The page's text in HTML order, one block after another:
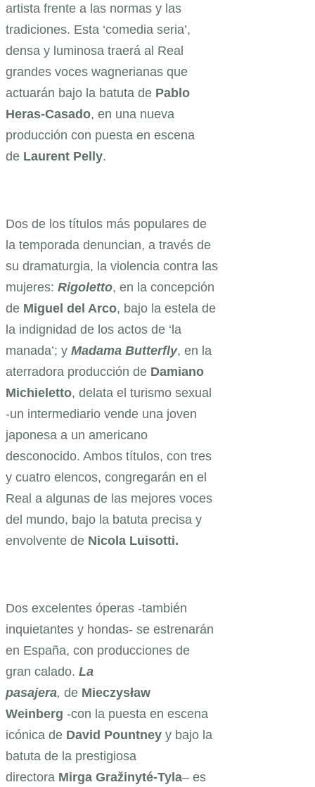
artista frente a las normas y las
tradiciones. Esta ‘comedia seria’,
densa y luminosa traerá al Real
grandes voces wagnerianas que
actuarán bajo la batuta de Pablo
Heras-Casado, en una nueva
producción con puesta en escena
de Laurent Pelly.
Dos de los títulos más populares de
la temporada denuncian, a través de
su dramaturgia, la violencia contra las
mujeres: Rigoletto, en la concepción
de Miguel del Arco, bajo la estela de
la indignidad de los actos de ‘la
manada’; y Madama Butterfly, en la
aterradora producción de Damiano
Michieletto, delata el turismo sexual
-un intermediario vende una joven
japonesa a un americano
desconocido. Ambos títulos, con tres
y cuatro elencos, congregarán en el
Real a algunas de las mejores voces
del mundo, bajo la batuta precisa y
envolvente de Nicola Luisotti.
Dos excelentes óperas -también
inquietantes y hondas- se estrenarán
en España, con producciones de
gran calado. La
pasajera, de Mieczysław
Weinberg -con la puesta en escena
icónica de David Pountney y bajo la
batuta de la prestigiosa
directora Mirga Gražinyté-Tyla– es